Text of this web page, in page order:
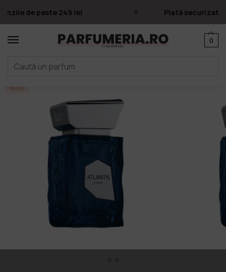
de peste 249 lei Plată securizată
0
Prima pagină / Parfumuri
NOU!